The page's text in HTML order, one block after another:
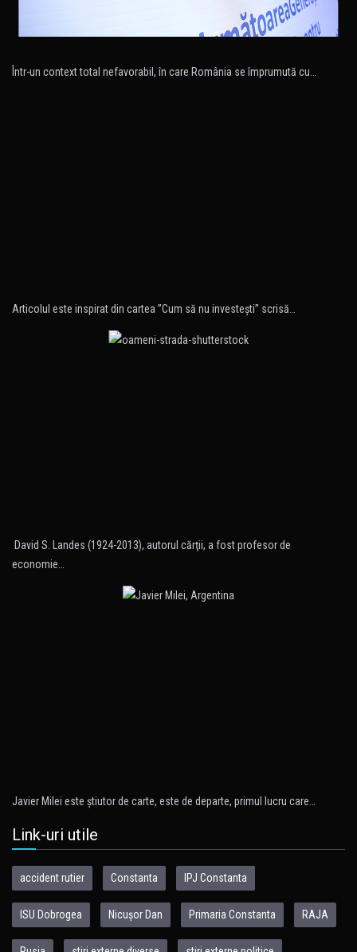
Într-un context total nefavorabil, în care România se împrumută cu…
Articolul este inspirat din cartea ”Cum să nu investeşti” scrisă…
David S. Landes (1924-2013), autorul cărţii, a fost profesor de
economie…
Javier Milei este ştiutor de carte, este de departe, primul lucru care…
Link-uri utile
accident rutier Constanta IPJ Constanta
ISU Dobrogea Nicușor Dan Primaria Constanta RAJA